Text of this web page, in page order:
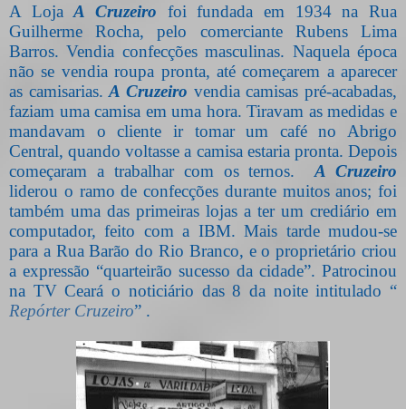
A LojaA Cruzeiro foi fundada em 1934 na Rua
Guilherme Rocha, pelo comerciante Rubens Lima
Barros. Vendia confecções masculinas. Naquela época
não se vendia roupa pronta, até começarem a aparecer
as camisarias.A Cruzeiro vendia camisas pré-acabadas,
faziam uma camisa em uma hora. Tiravam as medidas e
mandavam o cliente ir tomar um café no Abrigo
Central, quando voltasse a camisa estaria pronta. Depois
começaram a trabalhar com os ternos.
A Cruzeiro
liderou o ramo de confecções durante muitos anos; foi
também uma das primeiras lojas a ter um crediário em
computador, feito com a IBM. Mais tarde mudou-se
para a Rua Barão do Rio Branco, e o proprietário criou
a expressão “quarteirão sucesso da cidade”. Patrocinou
na TV Ceará o noticiário das 8 da noite intitulado “
Repórter Cruzeiro” .